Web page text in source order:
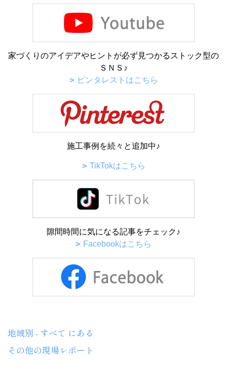
家づくりのアイデアやヒントが必ず見つかるストック型の
ＳＮＳ♪
ピンタレストはこちら
施工事例を続々と追加中♪
TikTokはこちら
隙間時間に気になる記事をチェック♪
Facebookはこちら
地域別 - すべて にある
その他の現場レポート